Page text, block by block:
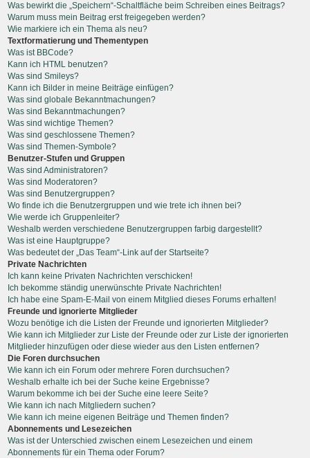
Was bewirkt die „Speichern“-Schaltfläche beim Schreiben eines Beitrags?
Warum muss mein Beitrag erst freigegeben werden?
Wie markiere ich ein Thema als neu?
Textformatierung und Thementypen
Was ist BBCode?
Kann ich HTML benutzen?
Was sind Smileys?
Kann ich Bilder in meine Beiträge einfügen?
Was sind globale Bekanntmachungen?
Was sind Bekanntmachungen?
Was sind wichtige Themen?
Was sind geschlossene Themen?
Was sind Themen-Symbole?
Benutzer-Stufen und Gruppen
Was sind Administratoren?
Was sind Moderatoren?
Was sind Benutzergruppen?
Wo finde ich die Benutzergruppen und wie trete ich ihnen bei?
Wie werde ich Gruppenleiter?
Weshalb werden verschiedene Benutzergruppen farbig dargestellt?
Was ist eine Hauptgruppe?
Was bedeutet der „Das Team“-Link auf der Startseite?
Private Nachrichten
Ich kann keine Privaten Nachrichten verschicken!
Ich bekomme ständig unerwünschte Private Nachrichten!
Ich habe eine Spam-E-Mail von einem Mitglied dieses Forums erhalten!
Freunde und ignorierte Mitglieder
Wozu benötige ich die Listen der Freunde und ignorierten Mitglieder?
Wie kann ich Mitglieder zur Liste der Freunde oder zur Liste der ignorierten
Mitglieder hinzufügen oder diese wieder aus den Listen entfernen?
Die Foren durchsuchen
Wie kann ich ein Forum oder mehrere Foren durchsuchen?
Weshalb erhalte ich bei der Suche keine Ergebnisse?
Warum bekomme ich bei der Suche eine leere Seite?
Wie kann ich nach Mitgliedern suchen?
Wie kann ich meine eigenen Beiträge und Themen finden?
Abonnements und Lesezeichen
Was ist der Unterschied zwischen einem Lesezeichen und einem
Abonnements für ein Thema oder Forum?